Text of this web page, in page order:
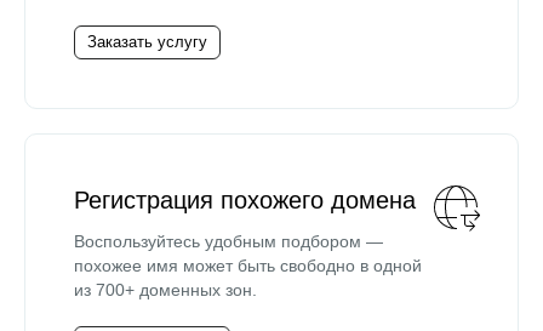
Заказать услугу
Регистрация похожего домена
Воспользуйтесь удобным подбором —
похожее имя может быть свободно в одной
из 700+ доменных зон.